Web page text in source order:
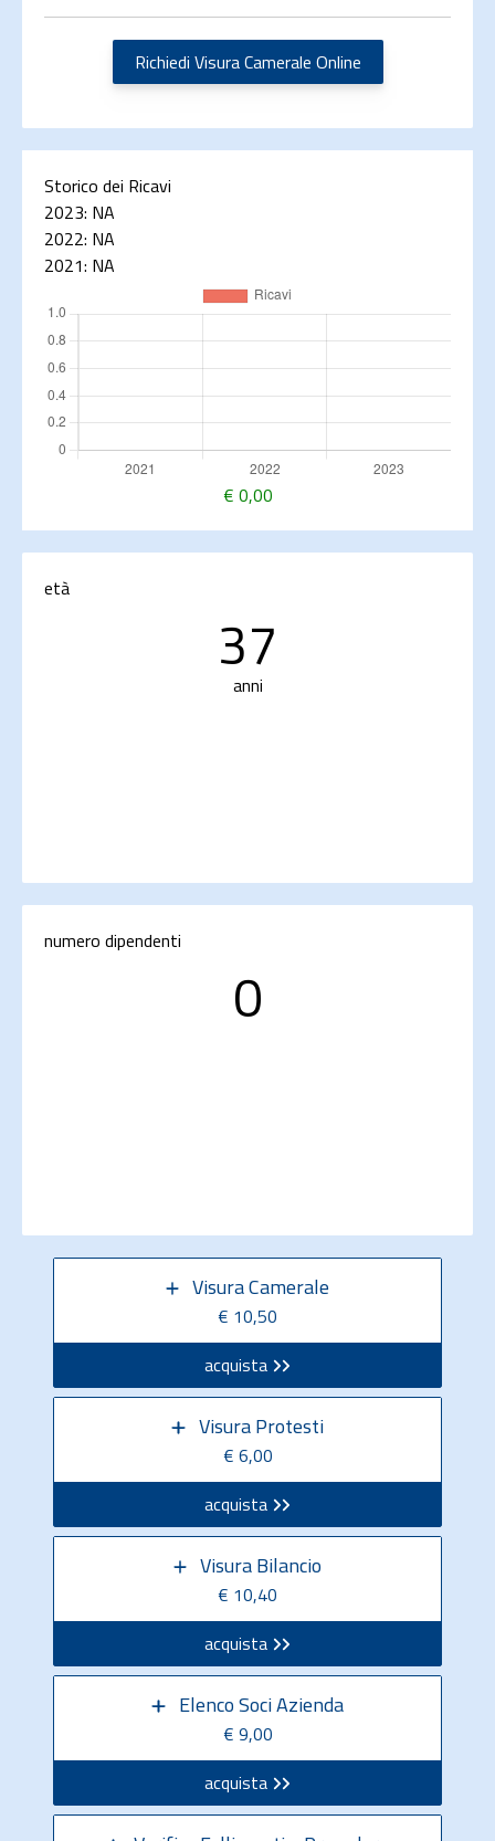
Richiedi Visura Camerale Online
Storico dei Ricavi
2023: NA
2022: NA
2021: NA
€ 0,00
età
37
anni
numero dipendenti
0
Visura Camerale
€ 10,50
acquista
Visura Protesti
€ 6,00
acquista
Visura Bilancio
€ 10,40
acquista
Elenco Soci Azienda
€ 9,00
acquista